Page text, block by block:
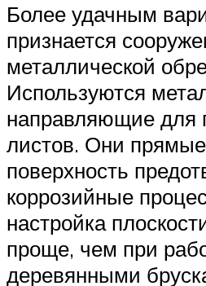
Более удачным
признается
металлической
Используются
направляющие для
листов. Они
поверхность
коррозийные
настройка
проще, чем при
деревянными